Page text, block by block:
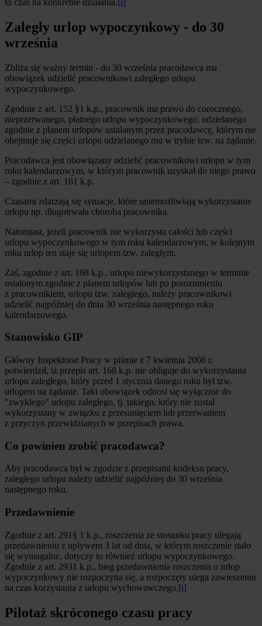
Zaległy urlop wypoczynkowy - do 30
września
Zbliża się ważny termin - do 30 września pracodawca ma
obowiązek udzielić pracownikowi zaległego urlopu
wypoczynkowego.
Zgodnie z art. 152 §1 k.p., pracownik ma prawo do corocznego,
nieprzerwanego, płatnego urlopu wypoczynkowego, udzielanego
zgodnie z planem urlopów ustalanym przez pracodawcę, którym nie
obejmuje się części urlopu udzielanego mu w trybie tzw. na żądanie.
Pracodawca jest obowiązany udzielić pracownikowi urlopu w tym
roku kalendarzowym, w którym pracownik uzyskał do niego prawo
– zgodnie z art. 161 k.p.
Czasami zdarzają się sytuacje, które uniemożliwiają wykorzystanie
urlopu np. długotrwała choroba pracownika.
Natomiast, jeżeli pracownik nie wykorzysta całości lub części
urlopu wypoczynkowego w tym roku kalendarzowym, w kolejnym
roku urlop ten staje się urlopem tzw. zaległym.
Zaś, zgodnie z art. 168 k.p., urlopu niewykorzystanego w terminie
ustalonym zgodnie z planem urlopów lub po porozumieniu
z pracownikiem, urlopu tzw. zaległego, należy pracownikowi
udzielić najpóźniej do dnia 30 września następnego roku
kalendarzowego.
Stanowisko GIP
Główny Inspektorat Pracy w piśmie z 7 kwietnia 2008 r.
potwierdził, iż przepis art. 168 k.p. nie obliguje do wykorzystania
urlopu zaległego, który przed 1 stycznia danego roku był tzw.
urlopem na żądanie. Taki obowiązek odnosi się wyłącznie do
"zwykłego" urlopu zaległego, tj. takiego, który nie został
wykorzystany w związku z przesunięciem lub przerwaniem
z przyczyn przewidzianych w przepisach prawa.
Co powinien zrobić pracodawca?
Aby pracodawca był w zgodzie z przepisami kodeksu pracy,
zaległego urlopu należy udzielić najpóźniej do 30 września
następnego roku.
Przedawnienie
Zgodnie z art. 291§ 1 k.p., roszczenia ze stosunku pracy ulegają
przedawnieniu z upływem 3 lat od dnia, w którym roszczenie stało
się wymagalne, dotyczy to również urlopu wypoczynkowego.
Zgodnie z art. 2931 k.p., bieg przedawnienia roszczenia o urlop
wypoczynkowy nie rozpoczyna się, a rozpoczęty ulega zawieszeniu
na czas korzystania z urlopu wychowawczego.[i]
Pilotaż skróconego czasu pracy